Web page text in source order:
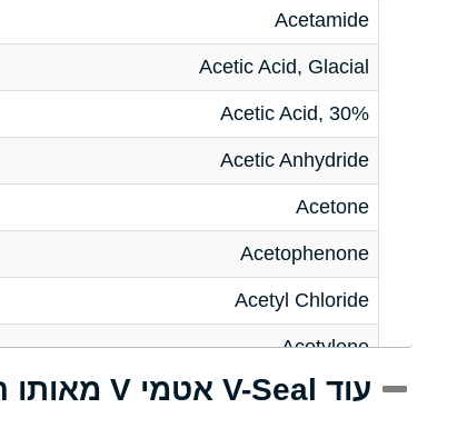
Acetamide
Acetic Acid, Glacial
Acetic Acid, 30%
Acetic Anhydride
Acetone
Acetophenone
Acetyl Chloride
Acetylene
Acrlylonitrile
עוד V-Seal אטמי V מאותו הגודל